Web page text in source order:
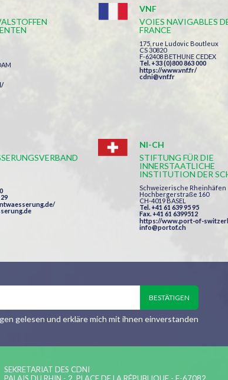
VNF
VOIES NAVIGABLES
FRANCE
175, rue Ludovic Boutleux
CS 30820
F-62408 BETHUNE CEDEX
Tel. +33 (0)800 863 000
https://www.vnf.fr/
cdni@vnf.fr
NI-CH
STIFTUNG FÜR DIE
INNERSTAATLICHE
INSTITUTION DER
Schweizerische Rheinhäfen
Hochbergerstraße 160
CH-4019 BASEL
Tel. +41 61 639 95 95
Fax. +41 61 6399512
https://www.port-of-
info@portof.ch
gelesen und erkläre mich mit ihnen einverstanden
SEKRETARIAT DES CDNI